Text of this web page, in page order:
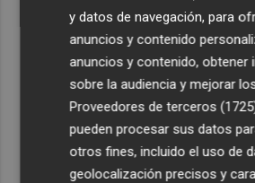
y datos de navegación, para
anuncios y contenido
anuncios y contenido, obtener
sobre la audiencia y mejorar
Proveedores de terceros
pueden procesar sus datos
otros fines, incluido el uso de
geolocalización precisos y